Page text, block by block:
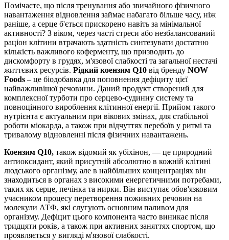
Помічаєте, що після тренування або звичайного фізичного
навантаження відновлення займає набагато більше часу, ніж
раніше, а серце б'ється прискорено навіть за мінімальної
активності? З віком, через часті стреси або незбалансований
раціон клітини втрачають здатність синтезувати достатню
кількість важливого коферменту, що призводить до
дискомфорту в грудях, м'язової слабкості та загальної нестачі
життєвих ресурсів. Рідкий коензим Q10 від бренду NOW
Foods – це біодобавка для поповнення дефіциту цієї
найважливішої речовини. Даний продукт створений для
комплексної турботи про серцево-судинну систему та
повноцінного вироблення клітинної енергії. Прийом такого
нутрієнта є актуальним при вікових змінах, для стабільної
роботи міокарда, а також при відчуттях перебоїв у ритмі та
тривалому відновленні після фізичних навантажень.
Коензим Q10, також відомий як убіхінон, — це природний
антиоксидант, який присутній абсолютно в кожній клітині
людського організму, але в найбільших концентраціях він
знаходиться в органах з високими енергетичними потребами,
таких як серце, печінка та нирки. Він виступає обов'язковим
учасником процесу перетворення поживних речовин на
молекули АТФ, які слугують основним паливом для
організму. Дефіцит цього компонента часто виникає після
тридцяти років, а також при активних заняттях спортом, що
проявляється у вигляді м'язової слабкості.